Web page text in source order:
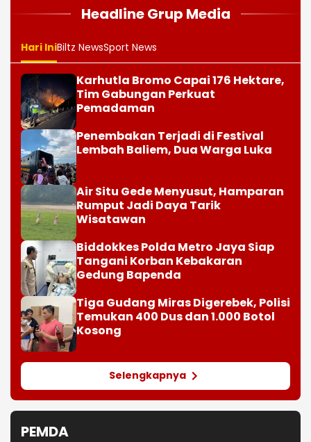
Headline Grup Media
Hari IniBiltz NewsSport News
Karhutla Bromo Capai 176 Hektare,
Tim Gabungan Perkuat
Pemadaman
Penembakan Terjadi di Festival
Lembah Baliem, Dua Warga Luka
Air Situ Gede Menyusut, Hamparan
Rumput Jadi Daya Tarik
Wisatawan
Biddokkes Polda Metro Jaya Siap
Tangani Korban Kebakaran
Gedung Bapenda
Tiga Gudang Miras Digerebek, Polisi
Temukan 400 Dus dan 1.000 Botol
Kosong
Selengkapnya
PEMDA